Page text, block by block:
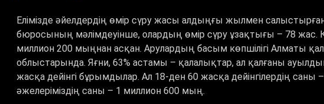
Елімізде әйелдердің өмір сүру жасы алдыңғы жылмен
бюросының мәлімдеуінше, олардың өмір сүру ұзақтығы – 78 жас.
миллион 200 мыңнан асқан. Арулардың басым көпшілігі Алматы
облыстарында. Яғни, 63% астамы – қалалықтар, ал қалғаны
жасқа дейінгі бұрымдылар. Ал 18-ден 60 жасқа дейінгілердің
әжелеріміздің саны – 1 миллион 600 мың.